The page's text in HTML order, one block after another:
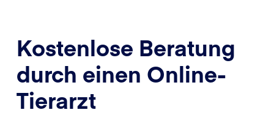
Kostenlose Beratung
durch einen Online-
Tierarzt